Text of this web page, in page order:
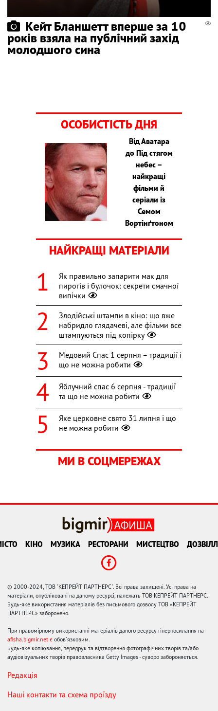
Кейт Бланшетт вперше за 10
років взяла на публічний захід
молодшого сина
ОСОБИСТІСТЬ ДНЯ
Від Аватара
до Під стягом
небес –
найкращі
фільми й
серіали із
Семом
Вортінґтоном
НАЙКРАЩІ МАТЕРІАЛИ
Як правильно запарити мак для
пирогів і булочок: секрети смачної
випічки
Злодійські штампи в кіно: що вже
набридло глядачеві, але фільми все
штампуються під копірку
Медовий Спас 1 серпня – традиції і
що не можна робити
Яблучний спас 6 серпня - традиції
та що не можна робити
Яке церковне свято 31 липня і що
не можна робити
МИ В СОЦМЕРЕЖАХ
КІНО МУЗИКА РЕСТОРАНИ МИСТЕЦТВО
© 2000-2024, ТОВ "КЕПРЕЙТ ПАРТНЕРС". Всі права захищені. Усі права на
матеріали, опубліковані на даному ресурсі, належать ТОВ КЕПРЕЙТ ПАРТНЕРС.
Будь-яке використання матеріалів без письмового дозволу ТОВ «КЕПРЕЙТ
ПАРТНЕРС» заборонено.
При правомірному використанні матеріалів даного ресурсу гіперпосилання на
afisha.bigmir.net є обов'язковим.
Будь-яке копіювання, передрук та відтворення фотографічних творів та/або
аудіовізуальних творів правовласника Getty Images - суворо забороняється.
Редакція
Наші контакти та схема проїзду